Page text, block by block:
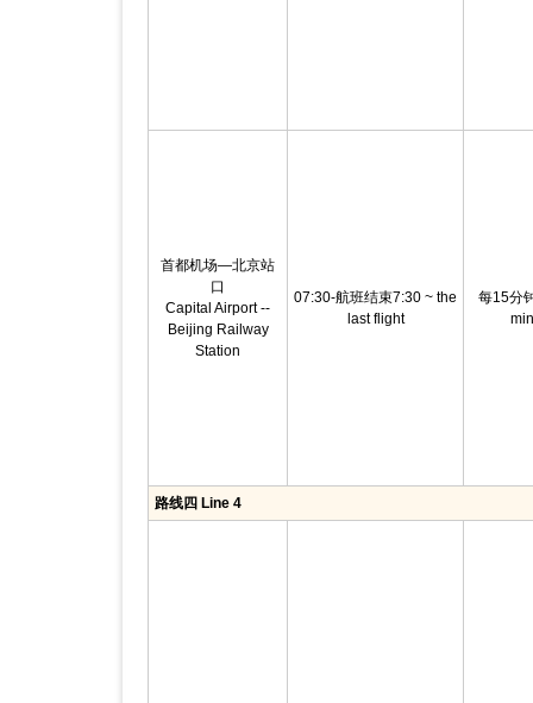
首都机场—北京站
口
Capital Airport --
Beijing Railway
Station
07:30-航班结束7:30 ~ the
last flight
每15分
路线四 Line 4